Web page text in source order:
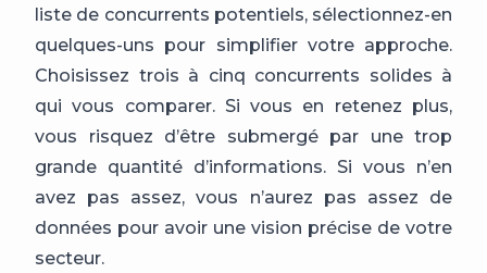
liste de concurrents potentiels, sélectionnez-en
quelques-uns pour simplifier votre approche.
Choisissez trois à cinq concurrents solides à
qui vous comparer. Si vous en retenez plus,
vous risquez d’être submergé par une trop
grande quantité d’informations. Si vous n’en
avez pas assez, vous n’aurez pas assez de
données pour avoir une vision précise de votre
secteur.